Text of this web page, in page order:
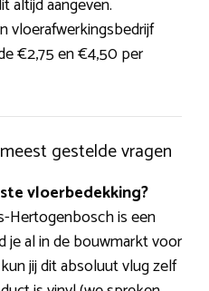
altijd aangeven.
vloerafwerkingsbedrijf
€2,75 en €4,50 per
gestelde vragen
vloerbedekking?
Hertogenbosch is een
je al in de bouwmarkt voor
jij dit absoluut vlug zelf